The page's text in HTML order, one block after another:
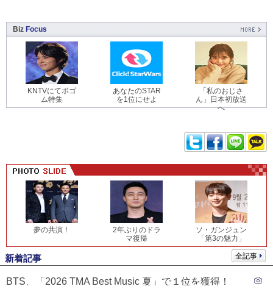
Biz Focus
KNTVにてボゴ
ム特集
あなたのSTAR
を1位にせよ
「私のおじさ
ん」日本初放送
へ
夢の共演！
2年ぶりのドラ
マ復帰
ソ・ガンジュン
「第3の魅力」
全記事
新着記事
BTS、「2026 TMA Best Music 夏」で１位を獲得！